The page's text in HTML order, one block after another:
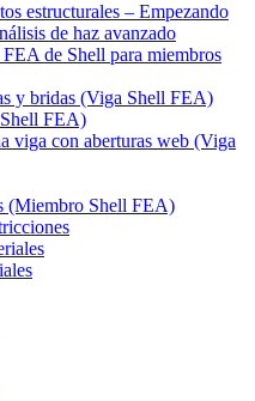
estructurales – Empezando
de haz avanzado
de Shell para miembros
y bridas (Viga Shell FEA)
FEA)
viga con aberturas web (Viga
(Miembro Shell FEA)